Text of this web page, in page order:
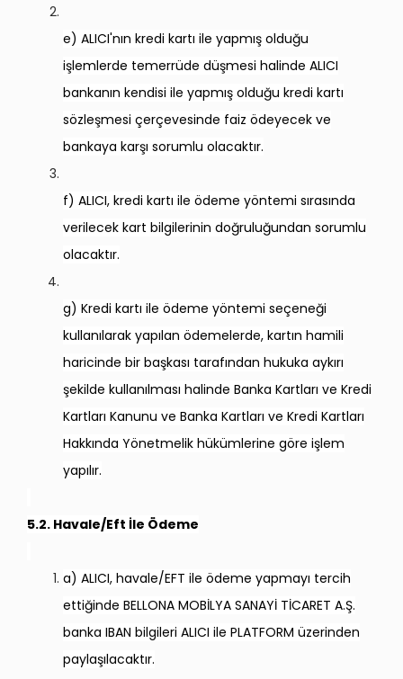
e) ALICI'nın kredi kartı ile yapmış olduğu
işlemlerde temerrüde düşmesi halinde ALICI
bankanın kendisi ile yapmış olduğu kredi kartı
sözleşmesi çerçevesinde faiz ödeyecek ve
bankaya karşı sorumlu olacaktır.
f) ALICI, kredi kartı ile ödeme yöntemi sırasında
verilecek kart bilgilerinin doğruluğundan sorumlu
olacaktır.
g) Kredi kartı ile ödeme yöntemi seçeneği
kullanılarak yapılan ödemelerde, kartın hamili
haricinde bir başkası tarafından hukuka aykırı
şekilde kullanılması halinde Banka Kartları ve Kredi
Kartları Kanunu ve Banka Kartları ve Kredi Kartları
Hakkında Yönetmelik hükümlerine göre işlem
yapılır.
5.2. Havale/Eft İle Ödeme
a) ALICI, havale/EFT ile ödeme yapmayı tercih
ettiğinde BELLONA MOBİLYA SANAYİ TİCARET A.Ş.
banka IBAN bilgileri ALICI ile PLATFORM üzerinden
paylaşılacaktır.